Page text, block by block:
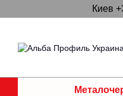
Перейти к основномуКиев